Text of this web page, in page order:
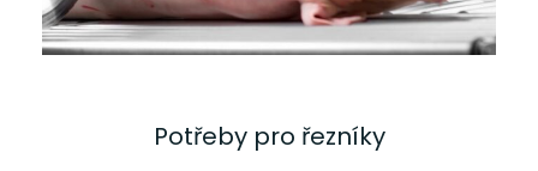
Potřeby pro řezníky